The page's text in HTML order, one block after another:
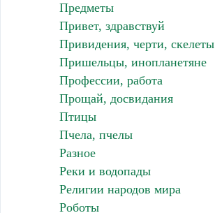
Предметы
Привет, здравствуй
Привидения, черти, скелеты
Пришельцы, инопланетяне
Профессии, работа
Прощай, досвидания
Птицы
Пчела, пчелы
Разное
Реки и водопады
Религии народов мира
Роботы